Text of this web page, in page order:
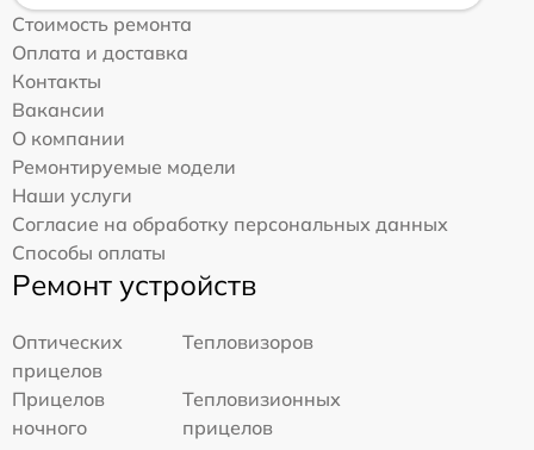
Стоимость ремонта
Оплата и доставка
Контакты
Вакансии
О компании
Ремонтируемые модели
Наши услуги
Согласие на обработку персональных данных
Способы оплаты
Ремонт устройств
Оптических
прицелов
Тепловизоров
Прицелов
ночного
Тепловизионных
прицелов